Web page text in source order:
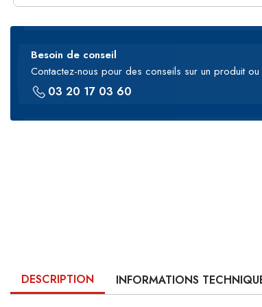
Besoin de conseil
Contactez-nous pour des conseils sur un produit
03 20 17 03 60
DESCRIPTION INFORMATIONS